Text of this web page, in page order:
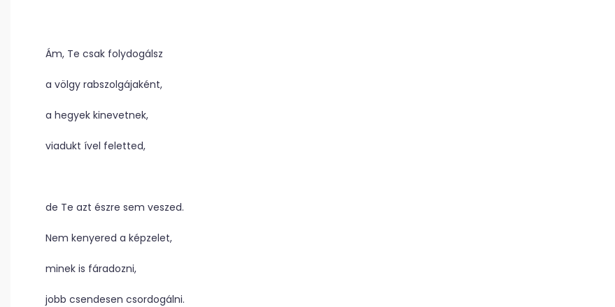
Ám, Te csak folydogálsz
a völgy rabszolgájaként,
a hegyek kinevetnek,
viadukt ível feletted,
de Te azt észre sem veszed.
Nem kenyered a képzelet,
minek is fáradozni,
jobb csendesen csordogálni.